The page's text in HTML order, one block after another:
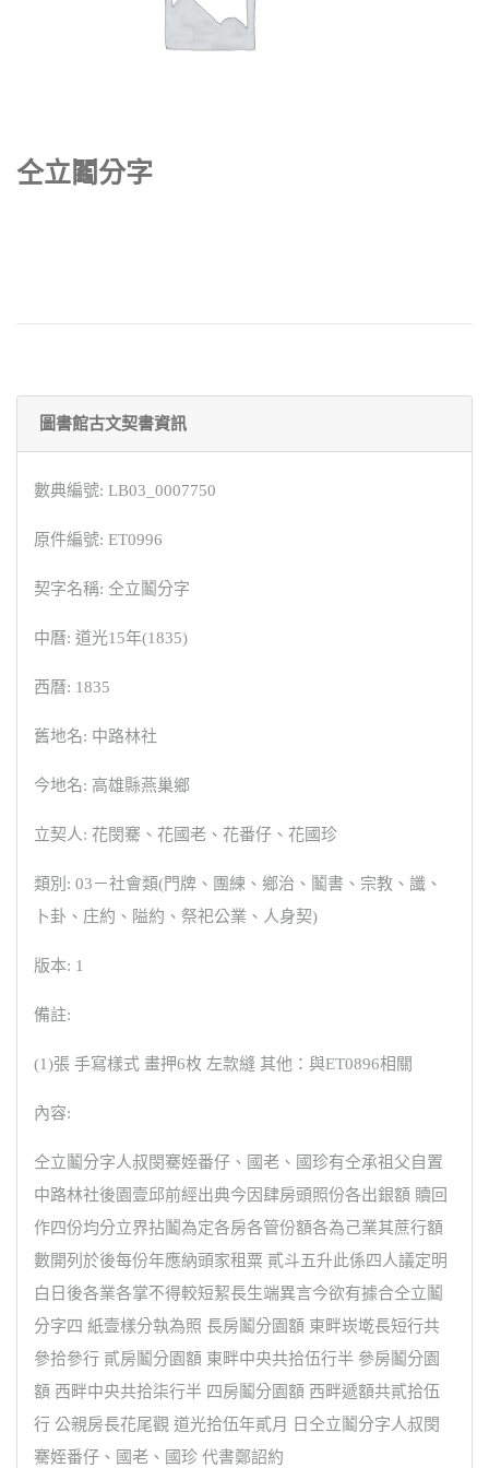
仝立鬮分字
圖書館古文契書資訊
數典編號: LB03_0007750
原件編號: ET0996
契字名稱: 仝立鬮分字
中曆: 道光15年(1835)
西曆: 1835
舊地名: 中路林社
今地名: 高雄縣燕巢鄉
立契人: 花閔騫、花國老、花番仔、花國珍
類別: 03－社會類(門牌、團練、鄉治、鬮書、宗教、讖、
卜卦、庄約、隘約、祭祀公業、人身契)
版本: 1
備註:
(1)張 手寫樣式 畫押6枚 左款縫 其他：與ET0896相關
內容:
仝立鬮分字人叔閔騫姪番仔、國老、國珍有仝承祖父自置
中路林社後園壹邱前經出典今因肆房頭照份各出銀額 贖回
作四份均分立界拈鬮為定各房各管份額各為己業其蔗行額
數開列於後每份年應納頭家租粟 貳斗五升此係四人議定明
白日後各業各掌不得較短絜長生端異言今欲有據合仝立鬮
分字四 紙壹樣分執為照 長房鬮分園額 東畔崁墘長短行共
參拾參行 貳房鬮分園額 東畔中央共拾伍行半 參房鬮分園
額 西畔中央共拾柒行半 四房鬮分園額 西畔遞額共貳拾伍
行 公親房長花尾觀 道光拾伍年貳月 日仝立鬮分字人叔閔
騫姪番仔、國老、國珍 代書鄭詔約